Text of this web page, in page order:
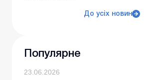
До усіх новин
Популярне
23.06.2026